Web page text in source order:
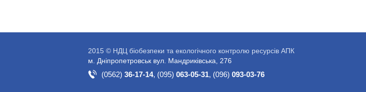
2015 © НДЦ біобезпеки та екологічного контролю ресурсів АПК
м. Дніпропетровськ вул. Мандриківська, 276
(0562) 36-17-14, (095) 063-05-31, (096) 093-03-76